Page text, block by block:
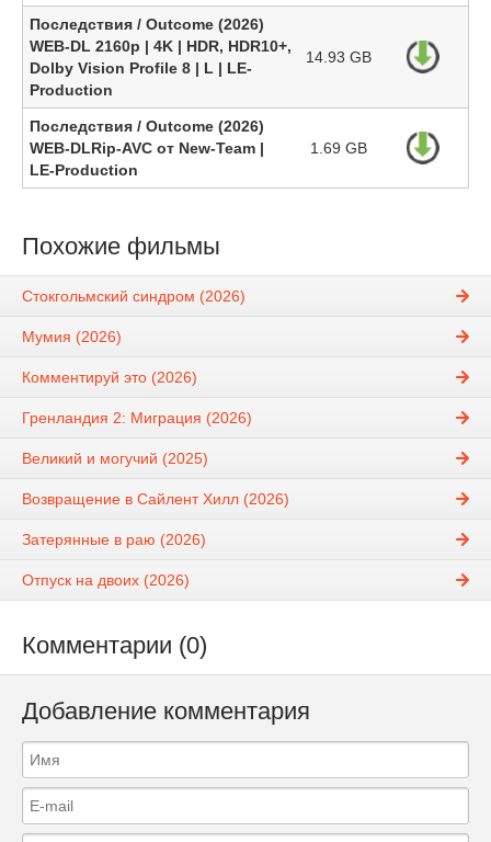
Последствия / Outcome (2026)
WEB-DL 2160p | 4K | HDR, HDR10+,
Dolby Vision Profile 8 | L | LE-
Production
14.93 GB
Последствия / Outcome (2026)
WEB-DLRip-AVC от New-Team |
LE-Production
1.69 GB
Похожие фильмы
Стокгольмский синдром (2026)
Мумия (2026)
Комментируй это (2026)
Гренландия 2: Миграция (2026)
Великий и могучий (2025)
Возвращение в Сайлент Хилл (2026)
Затерянные в раю (2026)
Отпуск на двоих (2026)
Комментарии (0)
Добавление комментария